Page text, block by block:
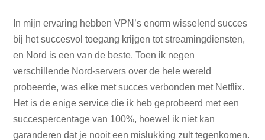
In mijn ervaring hebben VPN’s enorm wisselend succes
bij het succesvol toegang krijgen tot streamingdiensten,
en Nord is een van de beste. Toen ik negen
verschillende Nord-servers over de hele wereld
probeerde, was elke met succes verbonden met Netflix.
Het is de enige service die ik heb geprobeerd met een
succespercentage van 100%, hoewel ik niet kan
garanderen dat je nooit een mislukking zult tegenkomen.